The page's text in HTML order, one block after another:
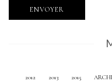
2012 2013 2015